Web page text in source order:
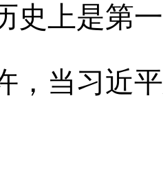
史上是第
，当习近